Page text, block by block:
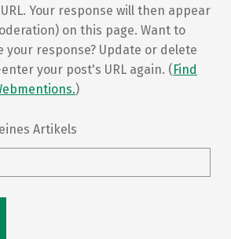
Your response will then appear
on this page. Want to
your response? Update or delete
your post's URL again. ( Find
)
Artikels